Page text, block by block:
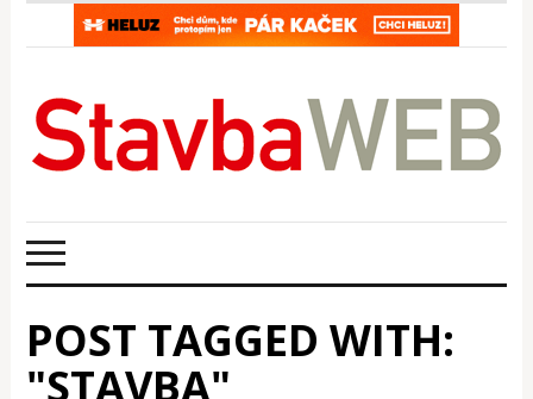
POST TAGGED WITH:
"STAVBA"